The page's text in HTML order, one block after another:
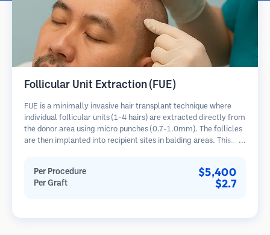
Follicular Unit Extraction (FUE)
FUE is a minimally invasive hair transplant technique where
individual follicular units (1-4 hairs) are extracted directly from
the donor area using micro punches (0.7-1.0mm). The follicles
are then implanted into recipient sites in balding areas. This
Per Procedure $5,400
Per Graft $2.7